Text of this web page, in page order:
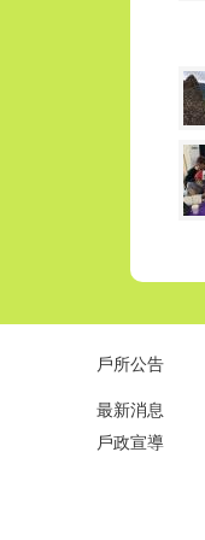
戶所公告
最新消息
戶政宣導